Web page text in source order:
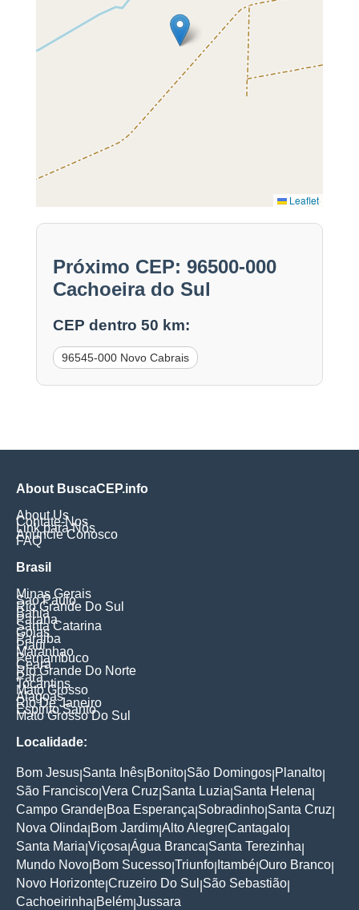
Leaflet
Próximo CEP: 96500-000
Cachoeira do Sul
CEP dentro 50 km:
96545-000 Novo Cabrais
About BuscaCEP.info
About Us
Contate-Nos
Link para Nós
Anuncie Conosco
FAQ
Brasil
Minas Gerais
Sao Paulo
Rio Grande Do Sul
Bahia
Parana
Santa Catarina
Goias
Paraiba
Piaui
Maranhao
Pernambuco
Ceara
Rio Grande Do Norte
Para
Tocantins
Mato Grosso
Alagoas
Rio De Janeiro
Espirito Santo
Mato Grosso Do Sul
Localidade:
Bom Jesus Santa Inês Bonito São Domingos Planalto
São Francisco Vera Cruz Santa Luzia Santa Helena
Campo Grande Boa Esperança Sobradinho Santa Cruz
Nova Olinda Bom Jardim Alto Alegre Cantagalo
Santa Maria Viçosa Água Branca Santa Terezinha
Mundo Novo Bom Sucesso Triunfo Itambé Ouro Branco
Novo Horizonte Cruzeiro Do Sul São Sebastião
Cachoeirinha Belém Jussara